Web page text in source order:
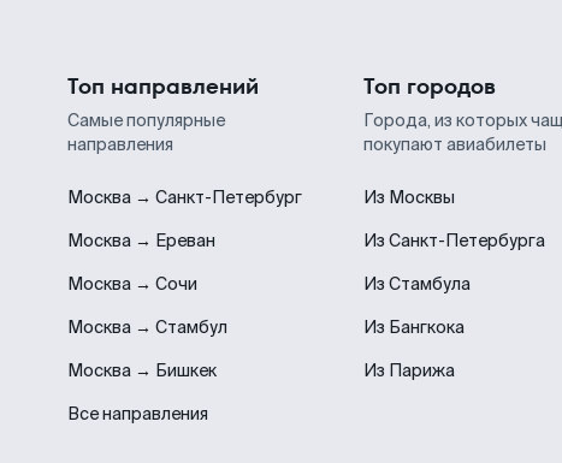
Топ направлений
Самые популярные
направления
Москва → Санкт-Петербург
Москва → Ереван
Москва → Сочи
Москва → Стамбул
Москва → Бишкек
Все направления
Топ городов
Города, из которых
покупают авиабилеты
Из Москвы
Из Санкт-Петербурга
Из Стамбула
Из Бангкока
Из Парижа